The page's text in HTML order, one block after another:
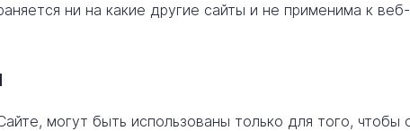
ни на какие другие сайты и не применима к
могут быть использованы только для того, чтобы